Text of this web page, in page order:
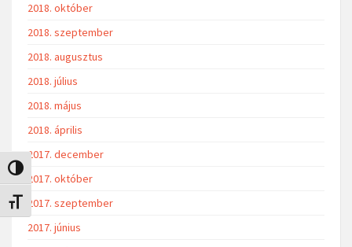
Nagy kontraszt váltása
Betűméret váltása
2018. október
2018. szeptember
2018. augusztus
2018. július
2018. május
2018. április
2017. december
2017. október
2017. szeptember
2017. június